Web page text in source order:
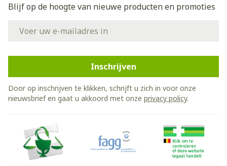
Blijf op de hoogte van nieuwe producten en promoties
Inschrijven
Door op inschrijven te klikken, schrijft u zich in voor onze
nieuwsbrief en gaat u akkoord met onze privacy policy.